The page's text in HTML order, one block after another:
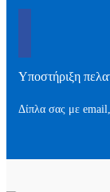
Υποστήριξη
Δίπλα σας με